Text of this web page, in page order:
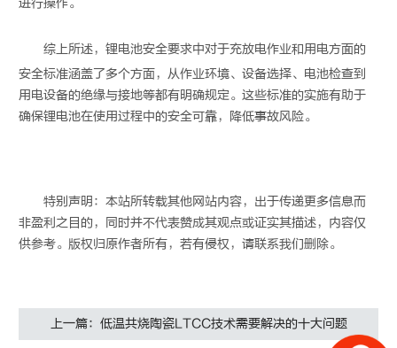
进行操作。
综上所述，锂电池安全要求中对于充放电作业和用电方面的
安全标准涵盖了多个方面，从作业环境、设备选择、电池检查到
用电设备的绝缘与接地等都有明确规定。这些标准的实施有助于
确保锂电池在使用过程中的安全可靠，降低事故风险。
特别声明：本站所转载其他网站内容，出于传递更多信息而
非盈利之目的，同时并不代表赞成其观点或证实其描述，内容仅
供参考。版权归原作者所有，若有侵权，请联系我们删除。
上一篇：低温共烧陶瓷LTCC技术需要解决的十大问题